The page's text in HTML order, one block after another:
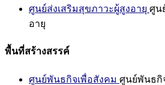
ศูนย์ส่งเสริมสุขภาวะผู้สูงอายุ ศูน
อายุ
พื้นที่สร้างสรรค์
ศูนย์พันธกิจเพื่อสังคม ศูนย์พันธกิ